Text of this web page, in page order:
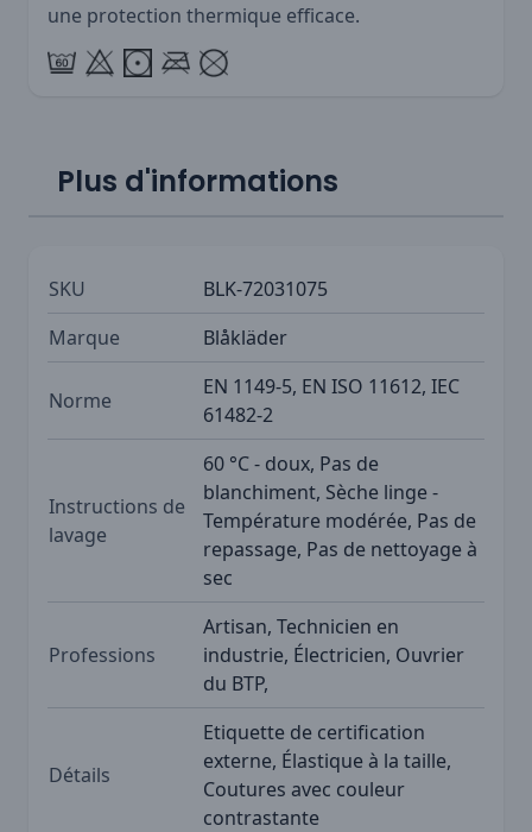
une protection thermique efficace.
Plus d'informations
SKU
BLK-72031075
Marque
Blåkläder
Norme
EN 1149-5, EN ISO 11612, IEC
61482-2
Instructions de
lavage
60 °C - doux, Pas de
blanchiment, Sèche linge -
Température modérée, Pas de
repassage, Pas de nettoyage à
sec
Professions
Artisan, Technicien en
industrie, Électricien, Ouvrier
du BTP,
Détails
Etiquette de certification
externe, Élastique à la taille,
Coutures avec couleur
contrastante